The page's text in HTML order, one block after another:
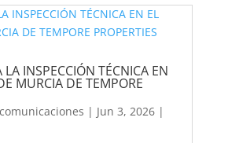
LA INSPECCIÓN TÉCNICA EN
MURCIA DE TEMPORE
| Jun 3, 2026|